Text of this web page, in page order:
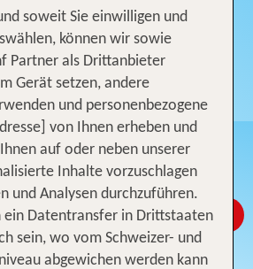
inklusive Flug
Jetzt ab CHF 1126
soweit Sie einwilligen und
können wir sowie
Partner als Drittanbieter
Gerät setzen, andere
und personenbezogene
von Ihnen erheben und
auf oder neben unserer
Inhalte vorzuschlagen
und Analysen durchzuführen.
ein Datentransfer in Drittstaaten
sein, wo vom Schweizer- und
abgewichen werden kann